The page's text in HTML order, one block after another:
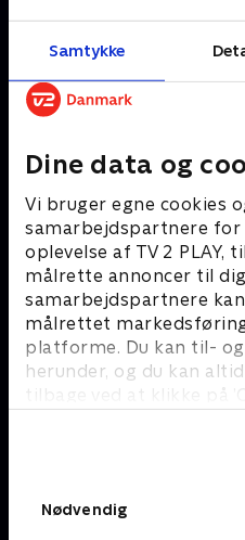
Samtykke
Dine data og
Vi bruger egne cookies
samarbejdspartnere for
oplevelse af TV 2
målrette annoncer til
samarbejdspartnere
målrettet
platforme. Du kan til-
herunder, og du kan
tilbage ved at klikke på
Nødvendig
Agatha Christie's Poirot
B